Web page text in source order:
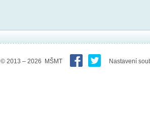
© 2013 – 2026 MŠMT Nastavení